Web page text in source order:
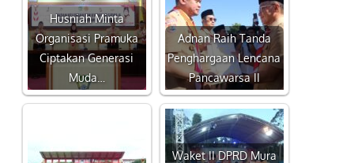
Husniah Minta
Organisasi Pramuka
Ciptakan Generasi
Muda…
Adnan Raih Tanda
Penghargaan Lencana
Pancawarsa II
Waket II DPRD Mura